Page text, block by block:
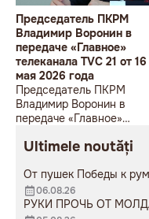
Председатель ПКРМ
Владимир Воронин в
передаче «Главное»
телеканала TVC 21 от 16
мая 2026 года
Председатель ПКРМ
Владимир Воронин в
передаче «Главное»
2026 года
Ultimele noutăți
От пушек Победы к
06.08.26
РУКИ ПРОЧЬ ОТ